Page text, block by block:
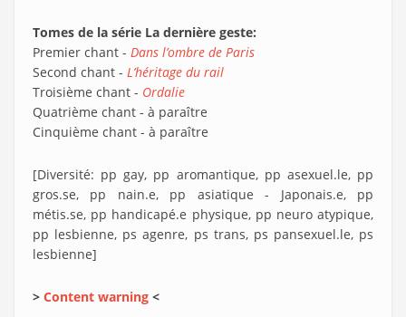
Tomes de la série La dernière geste:
Premier chant - Dans l’ombre de Paris
Second chant - L’héritage du rail
Troisième chant - Ordalie
Quatrième chant - à paraître
Cinquième chant - à paraître
[Diversité: pp gay, pp aromantique, pp asexuel.le, pp
gros.se, pp nain.e, pp asiatique - Japonais.e, pp
métis.se, pp handicapé.e physique, pp neuro atypique,
pp lesbienne, ps agenre, ps trans, ps pansexuel.le, ps
lesbienne]
> Content warning <